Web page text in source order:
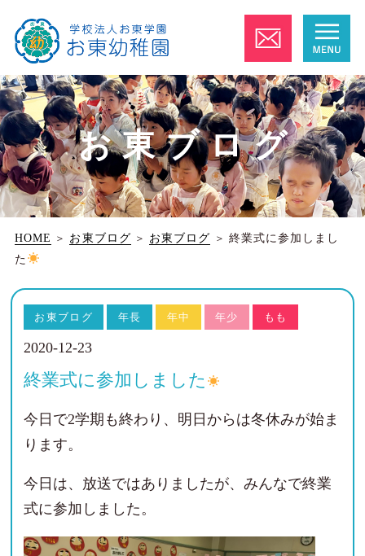
お東ブログ
HOME ＞ お東ブログ ＞ お東ブログ ＞ 終業式に参加しまし
た
お東ブログ 年長 年中 年少 もも
2020-12-23
終業式に参加しました
今日で2学期も終わり、明日からは冬休みが始ま
ります。
今日は、放送ではありましたが、みんなで終業
式に参加しました。